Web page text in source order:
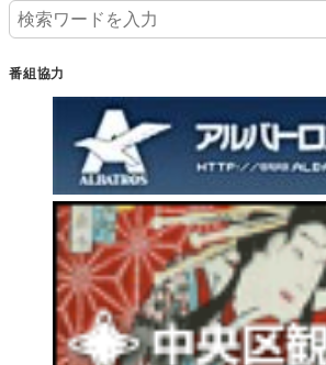
番組協力